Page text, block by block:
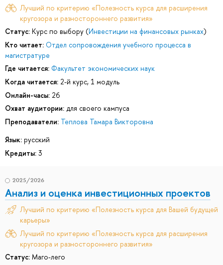
Лучший по критерию «Полезность курса для расширения
кругозора и разностороннего развития»
Статус: Курс по выбору (Инвестиции на финансовых рынках)
Кто читает: Отдел сопровождения учебного процесса в
магистратуре
Где читается: Факультет экономических наук
Когда читается: 2-й курс, 1 модуль
Онлайн-часы: 26
Охват аудитории: для своего кампуса
Преподаватели: Теплова Тамара Викторовна
Язык: русский
Кредиты: 3
2025/2026
Анализ и оценка инвестиционных проектов
Лучший по критерию «Полезность курса для Вашей будущей
карьеры»
Лучший по критерию «Полезность курса для расширения
кругозора и разностороннего развития»
Статус: Маго-лего